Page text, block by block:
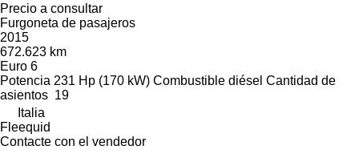
Precio a consultar
Furgoneta de pasajeros
2015
672.623 km
Euro 6
Potencia 231 Hp (170 kW) Combustible diésel Cantidad de
asientos 19
Italia
Fleequid
Contacte con el vendedor